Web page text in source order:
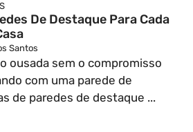
De Destaque Para Cada
Santos
ousada sem o compromisso
com uma parede de
de paredes de destaque ...